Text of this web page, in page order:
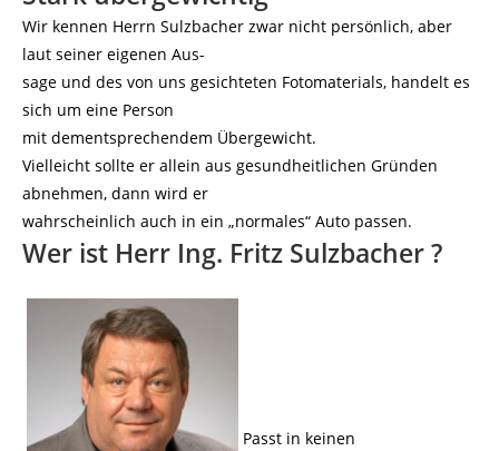
Wir kennen Herrn Sulzbacher zwar nicht persönlich, aber
laut seiner eigenen Aus-
sage und des von uns gesichteten Fotomaterials, handelt es
sich um eine Person
mit dementsprechendem Übergewicht.
Vielleicht sollte er allein aus gesundheitlichen Gründen
abnehmen, dann wird er
wahrscheinlich auch in ein „normales“ Auto passen.
Wer ist Herr Ing. Fritz Sulzbacher ?
Passt in keinen